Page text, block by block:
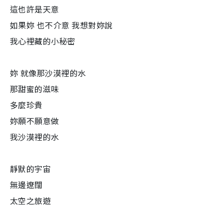
這也許是天意
如果妳 也不介意 我想對妳說
我心裡藏的小秘密
妳 就像那沙漠裡的水
那甜蜜的滋味
多麼珍貴
妳願不願意做
我沙漠裡的水
靜默的宇宙
無邊遼闊
太空之旅遊